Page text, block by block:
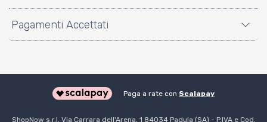
Pagamenti Accettati
Paga a rate con Scalapay
ShopNow s.r.l. Via Carrara dell'Arena, 1 84034 Padula (SA) - P.IVA e Cod.